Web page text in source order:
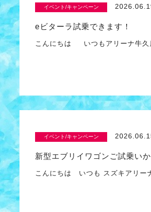
イベント/キャンペーン
eビターラ試乗できます！
こんにちは いつもアリーナ牛久
イベント/キャンペーン
新型エブリイワゴンご試乗い
こんにちは いつも スズキアリー